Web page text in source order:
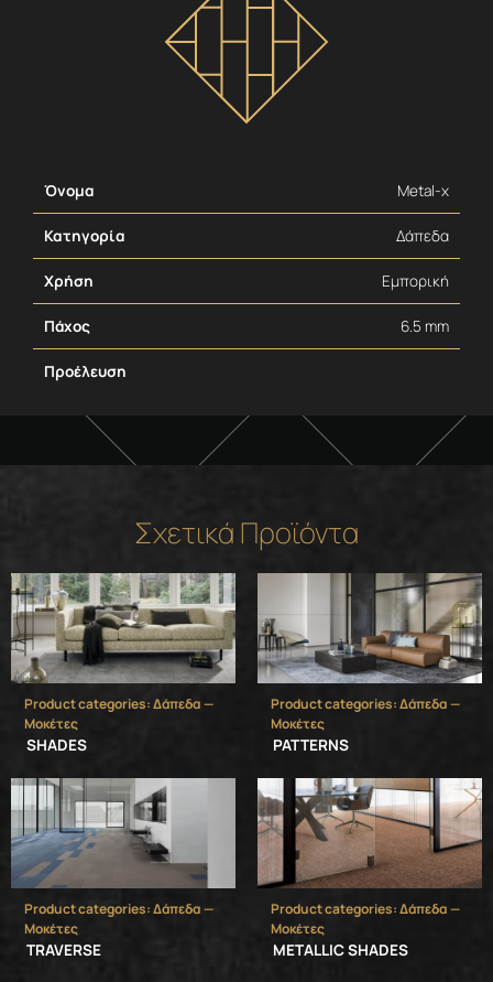
Όνομα Metal-x
Κατηγορία Δάπεδα
Χρήση Εμπορική
Πάχος 6.5 mm
Προέλευση
Σχετικά Προϊόντα
Product categories: Δάπεδα —
Μοκέτες
SHADES
Product categories: Δάπεδα —
Μοκέτες
PATTERNS
Product categories: Δάπεδα —
Μοκέτες
TRAVERSE
Product categories: Δάπεδα —
Μοκέτες
METALLIC SHADES